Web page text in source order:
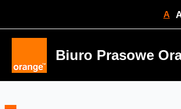
A
Biuro Prasowe